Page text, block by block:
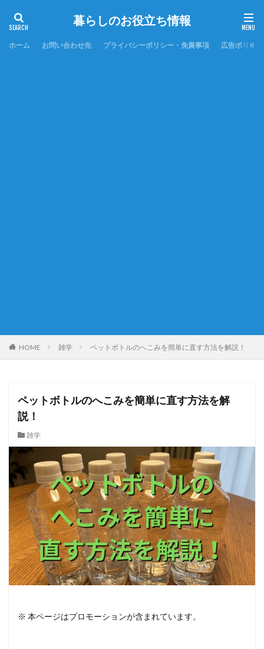
暮らしのお役立ち情報
ホーム お問い合わせ先 プライバシーポリシー・免責事項 広告ポリシー
HOME 雑学 ペットボトルのへこみを簡単に直す方法を解説！
ペットボトルのへこみを簡単に直す方法を解
説！
雑学
※ 本ページはプロモーションが含まれています。